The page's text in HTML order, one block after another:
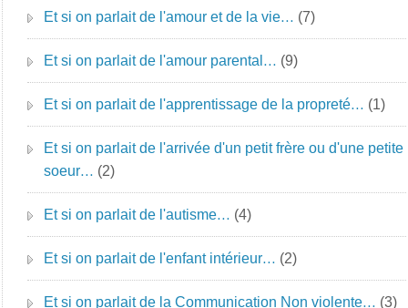
Et si on parlait de l'amour et de la vie… (7)
Et si on parlait de l'amour parental… (9)
Et si on parlait de l'apprentissage de la propreté… (1)
Et si on parlait de l'arrivée d'un petit frère ou d'une petite
soeur… (2)
Et si on parlait de l'autisme… (4)
Et si on parlait de l'enfant intérieur… (2)
Et si on parlait de la Communication Non violente… (3)